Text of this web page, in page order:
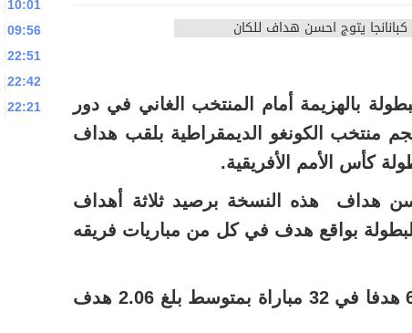
بالهزيمة أمام المنتخب الغاني في دور
نجم منتخب الكونغو الديمقراطية بلقب هداف
كأس الأمم الأفريقية.
هداف هذه النسخة برصيد ثلاثة أهداف
بواقع هدف في كل من مباريات فريقه
وعرفت هذه النسخة تسجل 66 هدفا في 32 مباراة بمتوسط بلغ 2.06 هدف
10:01
09:56
22:51
22:42
22:21